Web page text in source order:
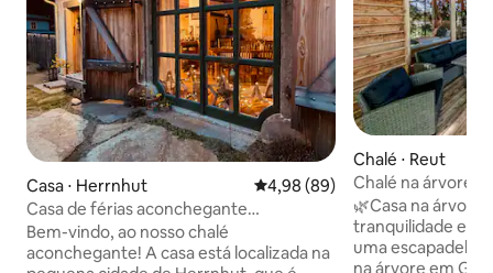
Casa ⋅ Herrnhut 4,98 de uma avaliação média
4,98 (89)
Casa de férias aconchegante
"Steinbruchhäusel"
Bem-vindo, ao nosso chalé
aconchegante! A casa está localizada na
Chalé ⋅ Reut
Chalé na árvore
🌿Casa na árvore
tranquilidade e
uma escapadela
na árvore em